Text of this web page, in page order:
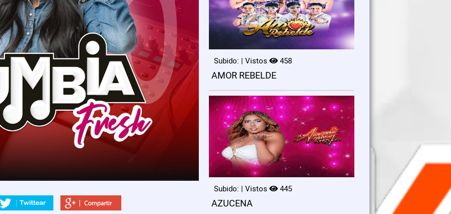
Subido: | Vistos 458
AMOR REBELDE
Subido: | Vistos 445
AZUCENA